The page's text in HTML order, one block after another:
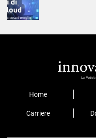
Home
Carriere